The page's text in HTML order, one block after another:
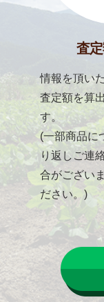
査
情報を頂い
査定額を算
す。
(一部商品に
り返しご連
合がござい
ださい。)